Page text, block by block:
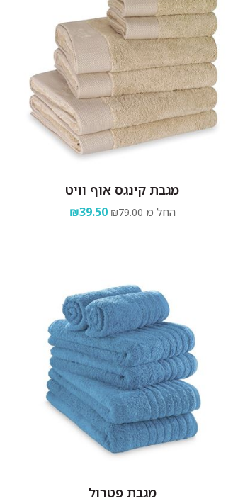
מגבת קינגס אוף וויט
החל מ ₪79.00
₪39.50
מגבת פטרול